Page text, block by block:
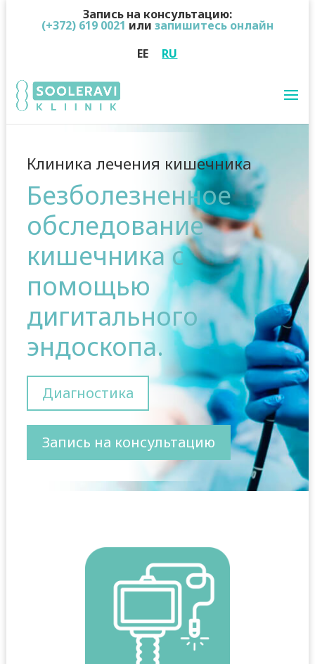
Запись на консультацию:
(+372) 619 0021 или запишитесь онлайн
EE
RU
Клиника лечения кишечника
Безболезненное
обследование
кишечника с
помощью
дигитального
эндоскопа.
Диагностика
Запись на консультацию